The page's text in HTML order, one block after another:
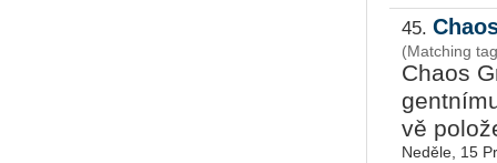
45.
(Matching
Chaos
vě
Neděle, 15